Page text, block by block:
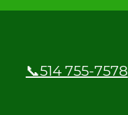
📞514 755-7578